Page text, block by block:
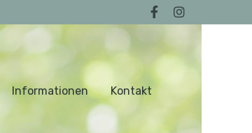
Informationen Kontakt